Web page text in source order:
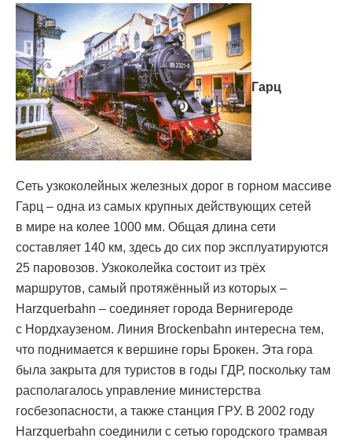
Гарц
Сеть узкоколейных железных дорог в горном массиве
Гарц – одна из самых крупных действующих сетей
в мире на колее 1000 мм. Общая длина сети
составляет 140 км, здесь до сих пор эксплуатируются
25 паровозов. Узкоколейка состоит из трёх
маршрутов, самый протяжённый из которых –
Harzquerbahn – соединяет города Вернигероде
с Нордхаузеном. Линия Brockenbahn интересна тем,
что поднимается к вершине горы Брокен. Эта гора
была закрыта для туристов в годы ГДР, поскольку там
располагалось управление министерства
госбезопасности, а также станция ГРУ. В 2002 году
Harzquerbahn соединили с сетью городского трамвая